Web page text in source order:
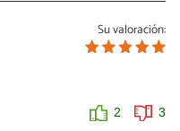
Su valoración:
2 3